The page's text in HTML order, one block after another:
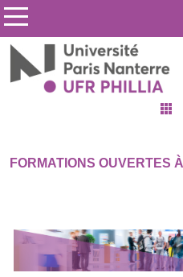
FORMATIONS OUVERTES